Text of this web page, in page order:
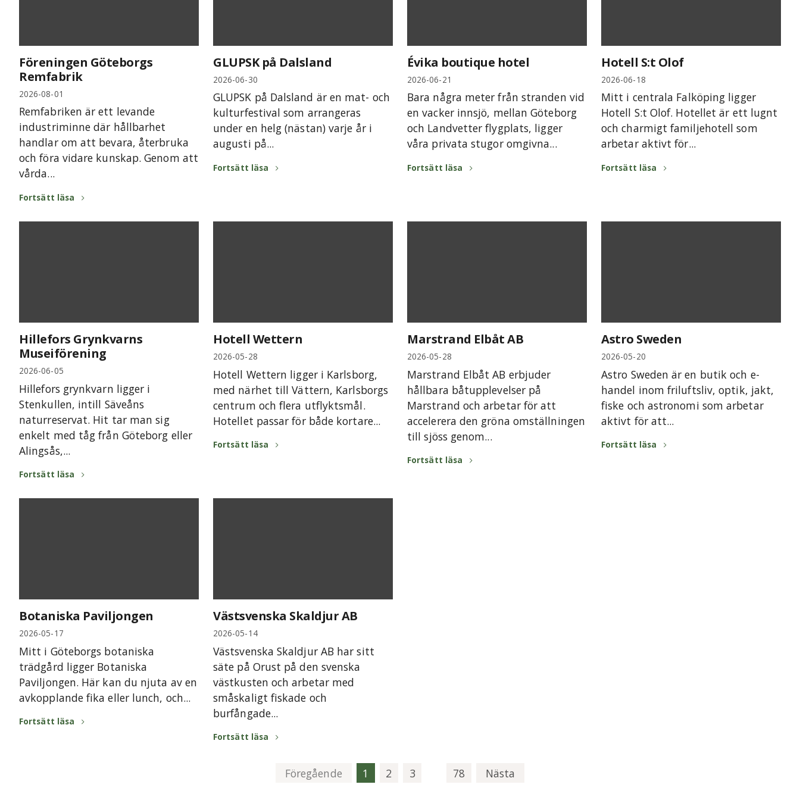
Föreningen Göteborgs
Remfabrik
2026-08-01
Remfabriken är ett levande
industriminne där hållbarhet
handlar om att bevara, återbruka
och föra vidare kunskap. Genom att
vårda...
Fortsätt läsa
GLUPSK på Dalsland
2026-06-30
GLUPSK på Dalsland är en mat- och
kulturfestival som arrangeras
under en helg (nästan) varje år i
augusti på...
Fortsätt läsa
Évika boutique hotel
2026-06-21
Bara några meter från stranden vid
en vacker innsjö, mellan Göteborg
och Landvetter flygplats, ligger
våra privata stugor omgivna...
Fortsätt läsa
Hotell S:t Olof
2026-06-18
Mitt i centrala Falköping ligger
Hotell S:t Olof. Hotellet är ett lugnt
och charmigt familjehotell som
arbetar aktivt för...
Fortsätt läsa
Hillefors Grynkvarns
Museiförening
2026-06-05
Hillefors grynkvarn ligger i
Stenkullen, intill Säveåns
naturreservat. Hit tar man sig
enkelt med tåg från Göteborg eller
Alingsås,...
Fortsätt läsa
Hotell Wettern
2026-05-28
Hotell Wettern ligger i Karlsborg,
med närhet till Vättern, Karlsborgs
centrum och flera utflyktsmål.
Hotellet passar för både kortare...
Fortsätt läsa
Marstrand Elbåt AB
2026-05-28
Marstrand Elbåt AB erbjuder
hållbara båtupplevelser på
Marstrand och arbetar för att
accelerera den gröna omställningen
till sjöss genom...
Fortsätt läsa
Astro Sweden
2026-05-20
Astro Sweden är en butik och e-
handel inom friluftsliv, optik, jakt,
fiske och astronomi som arbetar
aktivt för att...
Fortsätt läsa
Botaniska Paviljongen
2026-05-17
Mitt i Göteborgs botaniska
trädgård ligger Botaniska
Paviljongen. Här kan du njuta av en
avkopplande fika eller lunch, och...
Fortsätt läsa
Västsvenska Skaldjur AB
2026-05-14
Västsvenska Skaldjur AB har sitt
säte på Orust på den svenska
västkusten och arbetar med
småskaligt fiskade och
burfångade...
Fortsätt läsa
Föregående 1 2 3 78 Nästa